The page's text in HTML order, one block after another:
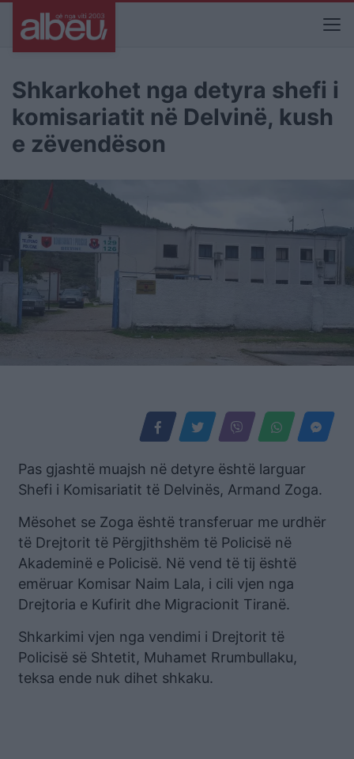
Shkarkohet nga detyra shefi i
komisariatit në Delvinë, kush
e zëvendëson
Pas gjashtë muajsh në detyre është larguar
Shefi i Komisariatit të Delvinës, Armand Zoga.
Mësohet se Zoga është transferuar me urdhër
të Drejtorit të Përgjithshëm të Policisë në
Akademinë e Policisë. Në vend të tij është
emëruar Komisar Naim Lala, i cili vjen nga
Drejtoria e Kufirit dhe Migracionit Tiranë.
Shkarkimi vjen nga vendimi i Drejtorit të
Policisë së Shtetit, Muhamet Rrumbullaku,
teksa ende nuk dihet shkaku.